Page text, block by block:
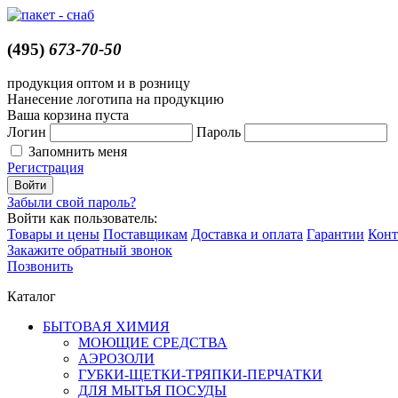
(495) 673-70-50
продукция оптом и в розницу
Нанесение логотипа на продукцию
Ваша корзина пуста
Логин
Пароль
Запомнить меня
Регистрация
Забыли свой пароль?
Войти как пользователь:
Товары и цены Поставщикам Доставка и оплата Гарантии
Закажите обратный звонок
Позвонить
Каталог
БЫТОВАЯ ХИМИЯ
МОЮЩИЕ СРЕДСТВА
АЭРОЗОЛИ
ГУБКИ-ЩЕТКИ-ТРЯПКИ-ПЕРЧАТКИ
ДЛЯ МЫТЬЯ ПОСУДЫ